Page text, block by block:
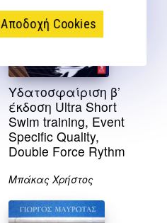
Αποδοχή Cookies
Υδατοσφαίριση β’
έκδοση Ultra Short
Swim training, Event
Specific Quality,
Double Force Rythm
Μπάκας Χρήστος